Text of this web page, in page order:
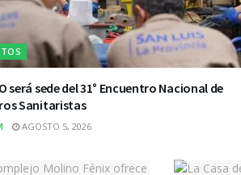
será sede del 31° Encuentro Nacional de
Sanitaristas
AGOSTO 5, 2026